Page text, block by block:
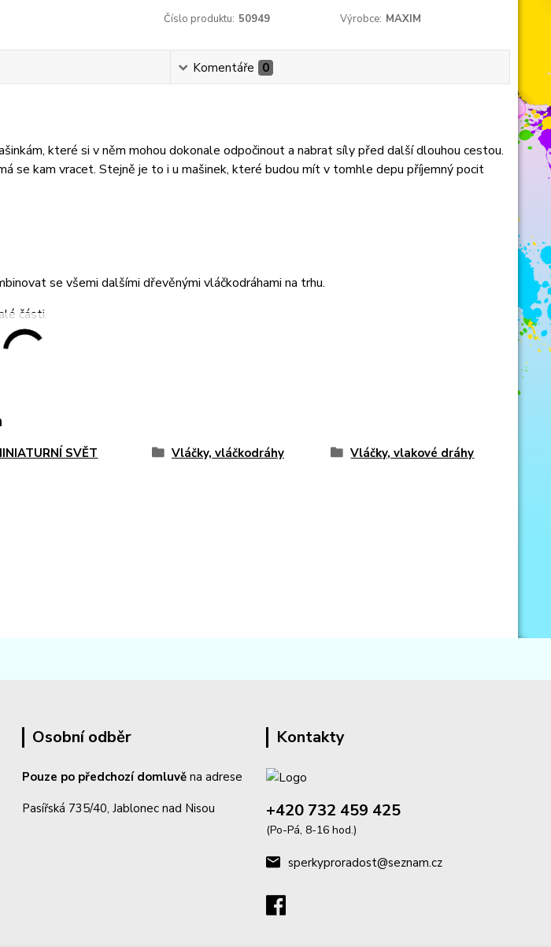
Číslo produktu: 50949 Výrobce: MAXIM
Komentáře 0
které si v něm mohou dokonale odpočinout a nabrat síly před další dlouhou cestou.
se kam vracet. Stejně je to i u mašinek, které budou mít v tomhle depu příjemný pocit
se všemi dalšími dřevěnými vláčkodráhami na trhu.
části.
SVĚT Vláčky, vláčkodráhy Vláčky, vlakové dráhy
Osobní odběr
Pouze po předchozí domluvě na adrese
Pasířská 735/40, Jablonec nad Nisou
Kontakty
+420 732 459 425
(Po-Pá, 8-16 hod.)
sperkyproradost@seznam.cz